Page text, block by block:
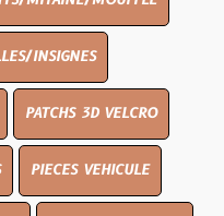
INSIGNES
PATCHS 3D VELCRO
PIECES VEHICULE